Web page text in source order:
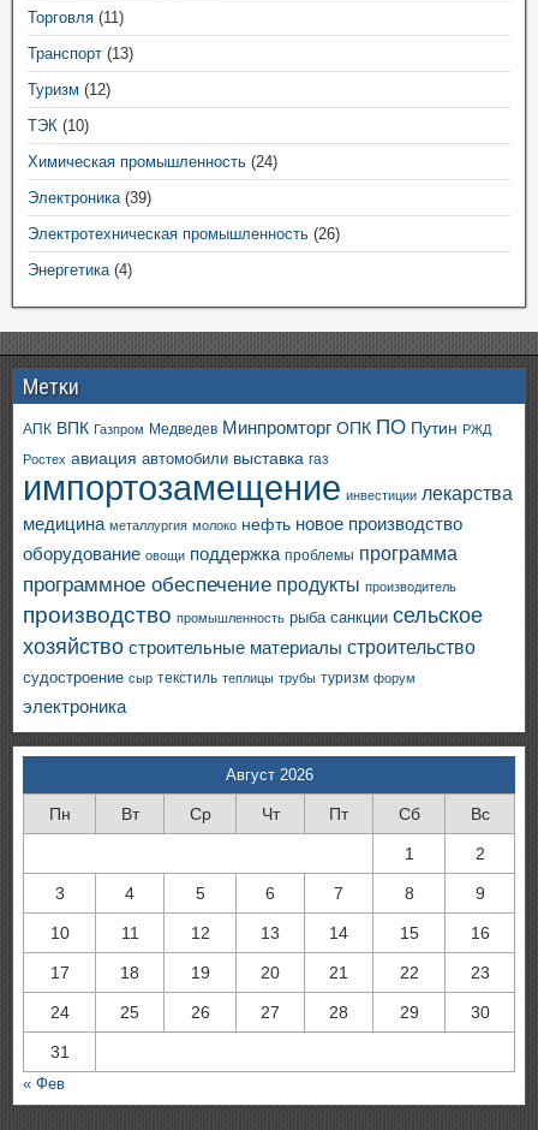
Торговля (11)
Транспорт (13)
Туризм (12)
ТЭК (10)
Химическая промышленность (24)
Электроника(39)
Электротехническая промышленность (26)
Энергетика(4)
Метки
АПК ВПК Газпром Медведев Минпромторг ОПК ПО Путин РЖД
Ростех авиация автомобили выставка газ
импортозамещение инвестиции лекарства
медицина металлургия молоко нефть новое производство
оборудование овощи поддержка проблемы программа
программное обеспечение продукты производитель
производство промышленность рыба санкции сельское
хозяйство строительные материалы строительство
судостроение сыр текстиль теплицы трубы туризм форум
электроника
Август 2026
Пн Вт Ср Чт Пт Сб Вс
1 2
3 4 5 6 7 8 9
10 11 12 13 14 15 16
17 18 19 20 21 22 23
24 25 26 27 28 29 30
31
« Фев